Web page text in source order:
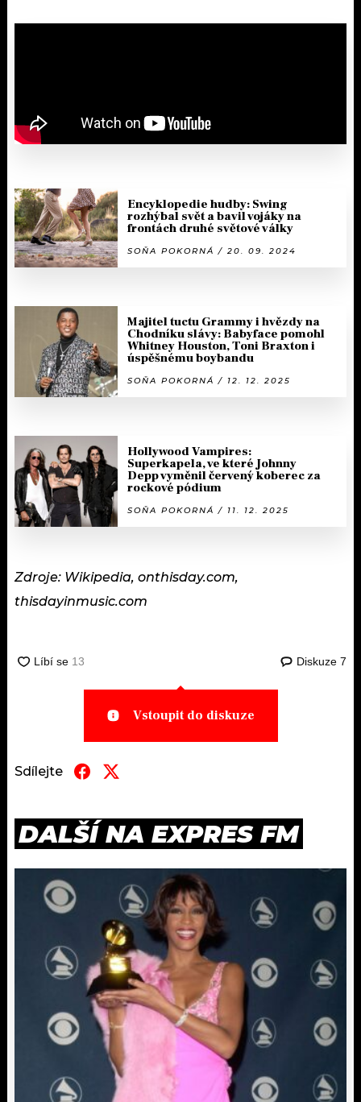
Encyklopedie hudby: Swing
rozhýbal svět a bavil vojáky na
frontách druhé světové války
SOŇA POKORNÁ / 20. 09. 2024
Majitel tuctu Grammy i hvězdy na
Chodníku slávy: Babyface pomohl
Whitney Houston, Toni Braxton i
úspěšnému boybandu
SOŇA POKORNÁ / 12. 12. 2025
Hollywood Vampires:
Superkapela, ve které Johnny
Depp vyměnil červený koberec za
rockové pódium
SOŇA POKORNÁ / 11. 12. 2025
Zdroje: Wikipedia, onthisday.com,
thisdayinmusic.com
Diskuze 7
Vstoupit do diskuze
Sdílejte
DALŠÍ NA EXPRES FM